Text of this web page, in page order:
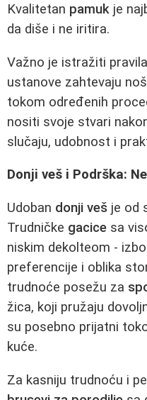
Kvalitetan pamuk je
da diše i ne iritira.
Važno je istražiti
ustanove zahtevaju
tokom određenih
nositi svoje stvari
slučaju, udobnost i
Donji veš i Podrška:
Udoban donji veš je od
Trudničke gacice sa
niskim dekolteom -
preferencije i oblika
trudnoće posežu za
žica, koji pružaju
su posebno prijatni
kuće.
Za kasniju trudnoću i